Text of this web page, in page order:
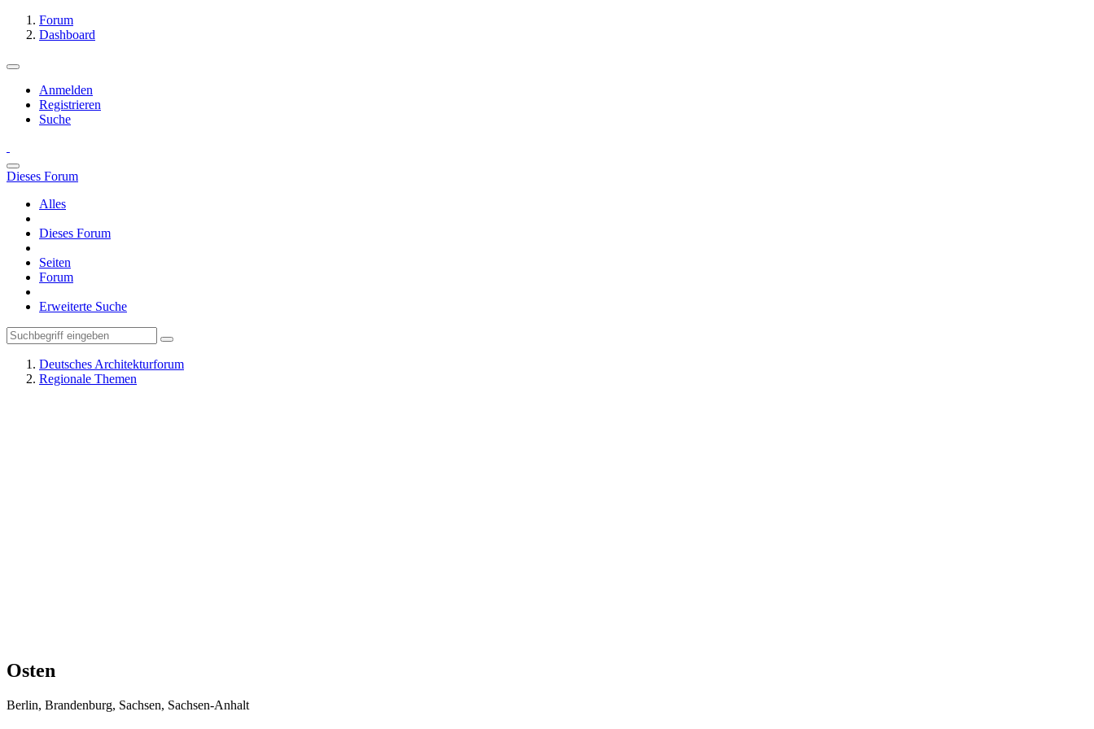
Forum
Dashboard
Anmelden
Registrieren
Suche
Dieses Forum
Alles
Dieses Forum
Seiten
Forum
Erweiterte Suche
Deutsches Architekturforum
Regionale Themen
Osten
Berlin, Brandenburg, Sachsen, Sachsen-Anhalt